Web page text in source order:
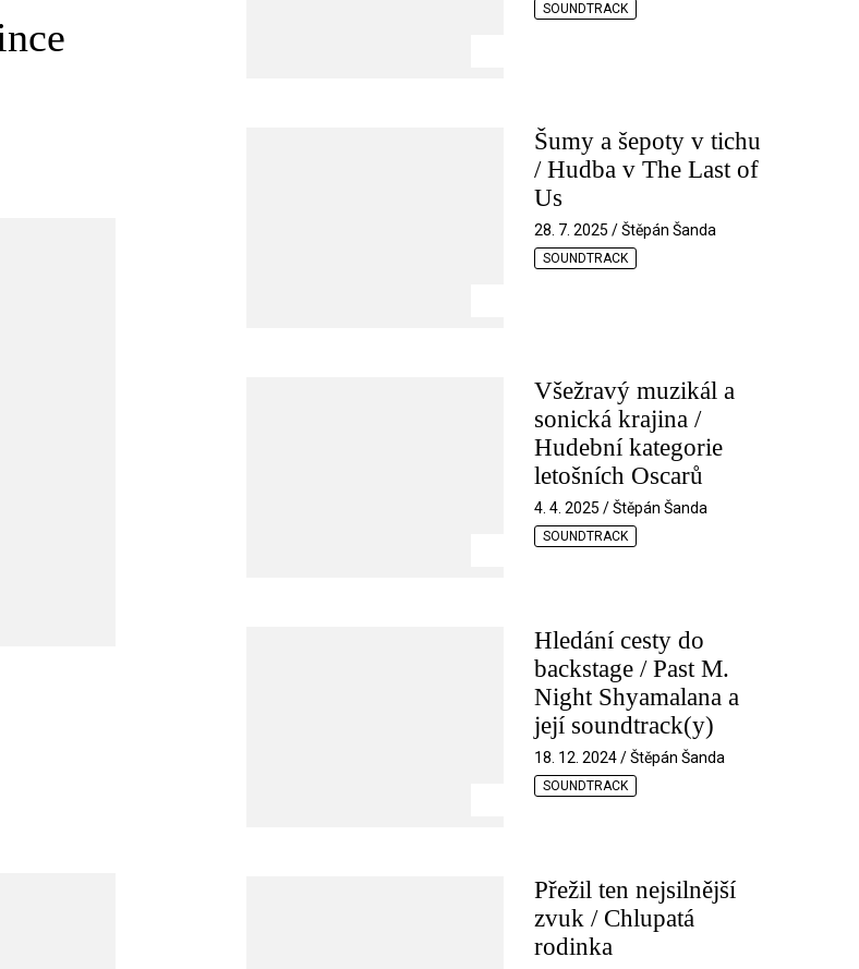
SOUNDTRACK
Šumy a šepoty v tichu
/ Hudba v The Last of
Us
28. 7. 2025 / Štěpán Šanda
SOUNDTRACK
Všežravý muzikál a
sonická krajina /
Hudební kategorie
letošních Oscarů
4. 4. 2025 / Štěpán Šanda
SOUNDTRACK
Hledání cesty do
backstage / Past M.
Night Shyamalana a
její soundtrack(y)
18. 12. 2024 / Štěpán Šanda
SOUNDTRACK
Přežil ten nejsilnější
zvuk / Chlupatá
rodinka